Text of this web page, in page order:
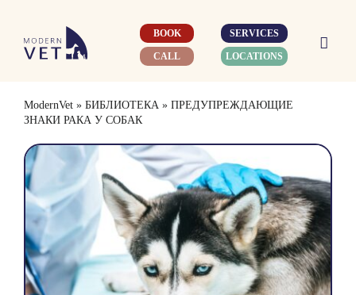
content
BOOK
CALL
SERVICES
LOCATIONS
ModernVet» БИБЛИОТЕКА» ПРЕДУПРЕЖДАЮЩИЕ
ЗНАКИ РАКА У СОБАК